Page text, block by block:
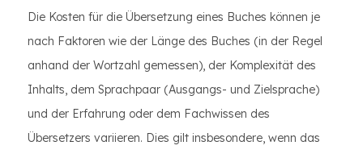
Die Kosten für die Übersetzung eines Buches können je
nach Faktoren wie der Länge des Buches (in der Regel
anhand der Wortzahl gemessen), der Komplexität des
Inhalts, dem Sprachpaar (Ausgangs- und Zielsprache)
und der Erfahrung oder dem Fachwissen des
Übersetzers variieren. Dies gilt insbesondere, wenn das